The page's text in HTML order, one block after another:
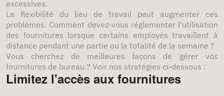
excessives.
La flexibilité du lieu de travail peut augmenter ces
problèmes. Comment devez-vous réglementer l'utilisation
des fournitures lorsque certains employés travaillent à
distance pendant une partie ou la totalité de la semaine ?
Vous cherchez de meilleures façons de gérer vos
fournitures de bureau ? Voir nos stratégies ci-dessous :
Limitez l'accès aux fournitures